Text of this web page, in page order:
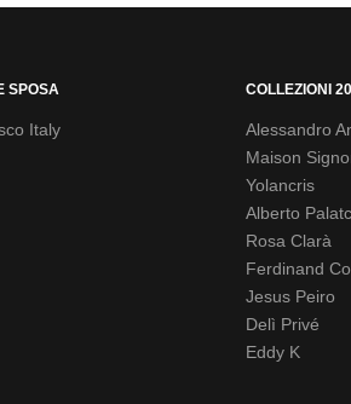
SPOSA
Italy
COLLEZIONI
Alessandro
Maison
Yolancris
Alberto
Rosa Clarà
Ferdinand
Jesus Peiro
Delì Privé
Eddy K